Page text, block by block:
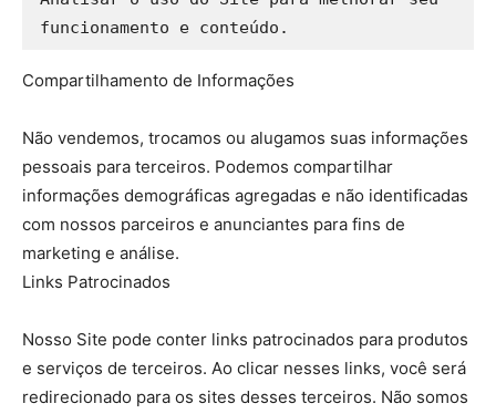
funcionamento e conteúdo.
Compartilhamento de Informações
Não vendemos, trocamos ou alugamos suas informações
pessoais para terceiros. Podemos compartilhar
informações demográficas agregadas e não identificadas
com nossos parceiros e anunciantes para fins de
marketing e análise.
Links Patrocinados
Nosso Site pode conter links patrocinados para produtos
e serviços de terceiros. Ao clicar nesses links, você será
redirecionado para os sites desses terceiros. Não somos